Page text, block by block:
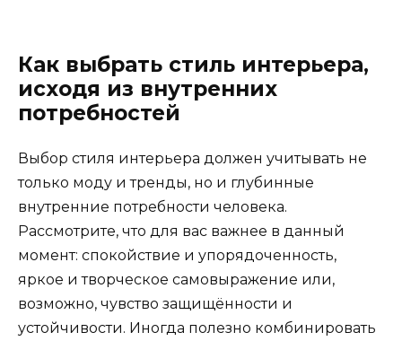
Как выбрать стиль интерьера,
исходя из внутренних
потребностей
Выбор стиля интерьера должен учитывать не
только моду и тренды, но и глубинные
внутренние потребности человека.
Рассмотрите, что для вас важнее в данный
момент: спокойствие и упорядоченность,
яркое и творческое самовыражение или,
возможно, чувство защищённости и
устойчивости. Иногда полезно комбинировать